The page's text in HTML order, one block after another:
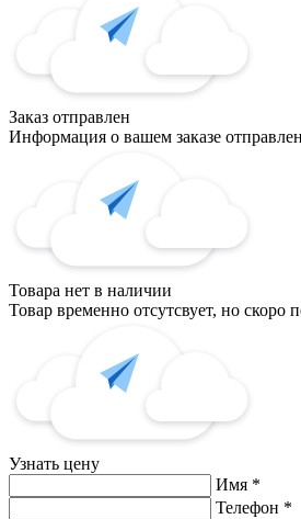
Заказ отправлен
Информация о вашем заказе
Товара нет в наличии
Товар временно отсутсвует, но скоро
Узнать цену
Имя *
Телефон *